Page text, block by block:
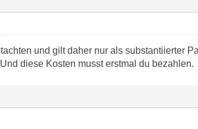
und gilt daher nur als substantiierter
diese Kosten musst erstmal du bezahlen.